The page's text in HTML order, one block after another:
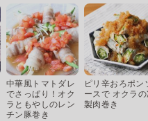
中華風トマトダレ
でさっぱり！オク
ラともやしのレン
チン豚巻き
ピリ辛おろポン
ースで オクラ
製肉巻き